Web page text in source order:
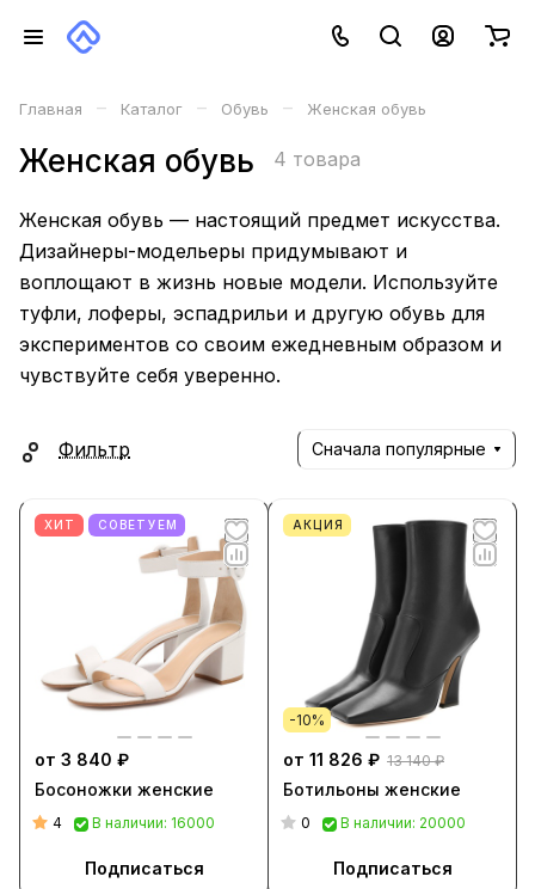
Главная – Каталог – Обувь – Женская обувь
Женская обувь 4 товара
Женская обувь — настоящий предмет искусства.
Дизайнеры-модельеры придумывают и
воплощают в жизнь новые модели. Используйте
туфли, лоферы, эспадрильи и другую обувь для
экспериментов со своим ежедневным образом и
чувствуйте себя уверенно.
Фильтр Сначала популярные
ХИТ СОВЕТУЕМ
от 3 840 ₽
Босоножки женские
4 В наличии: 16000
Подписаться
АКЦИЯ
-10%
от 11 826 ₽ 13 140 ₽
Ботильоны женские
0 В наличии: 20000
Подписаться